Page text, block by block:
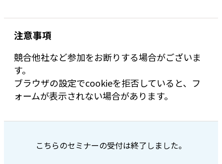
注意事項
競合他社など参加をお断りする場合がございま
す。
ブラウザの設定でcookieを拒否していると、フ
ォームが表示されない場合があります。
こちらのセミナーの受付は終了しました。